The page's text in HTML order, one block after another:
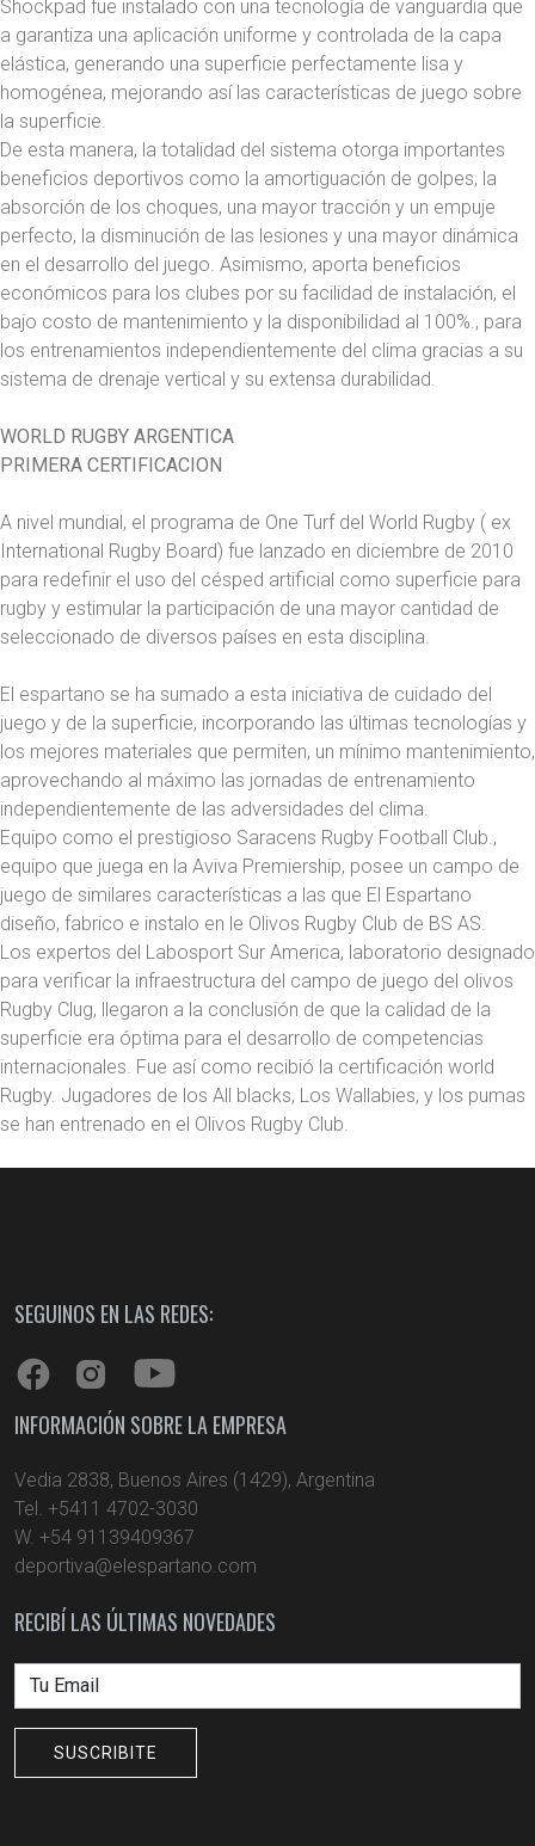
Shockpad fue instalado con una tecnología de vanguardia que
a garantiza una aplicación uniforme y controlada de la capa
elástica, generando una superficie perfectamente lisa y
homogénea, mejorando así las características de juego sobre
la superficie.
De esta manera, la totalidad del sistema otorga importantes
beneficios deportivos como la amortiguación de golpes, la
absorción de los choques, una mayor tracción y un empuje
perfecto, la disminución de las lesiones y una mayor dinámica
en el desarrollo del juego. Asimismo, aporta beneficios
económicos para los clubes por su facilidad de instalación, el
bajo costo de mantenimiento y la disponibilidad al 100%., para
los entrenamientos independientemente del clima gracias a su
sistema de drenaje vertical y su extensa durabilidad.
WORLD RUGBY ARGENTICA
PRIMERA CERTIFICACION
A nivel mundial, el programa de One Turf del World Rugby ( ex
International Rugby Board) fue lanzado en diciembre de 2010
para redefinir el uso del césped artificial como superficie para
rugby y estimular la participación de una mayor cantidad de
seleccionado de diversos países en esta disciplina.
El espartano se ha sumado a esta iniciativa de cuidado del
juego y de la superficie, incorporando las últimas tecnologías y
los mejores materiales que permiten, un mínimo mantenimiento,
aprovechando al máximo las jornadas de entrenamiento
independientemente de las adversidades del clima.
Equipo como el prestigioso Saracens Rugby Football Club.,
equipo que juega en la Aviva Premiership, posee un campo de
juego de similares características a las que El Espartano
diseño, fabrico e instalo en le Olivos Rugby Club de BS AS.
Los expertos del Labosport Sur America, laboratorio designado
para verificar la infraestructura del campo de juego del olivos
Rugby Clug, llegaron a la conclusión de que la calidad de la
superficie era óptima para el desarrollo de competencias
internacionales. Fue así como recibió la certificación world
Rugby. Jugadores de los All blacks, Los Wallabies, y los pumas
se han entrenado en el Olivos Rugby Club.
SEGUINOS EN LAS REDES:
INFORMACIÓN SOBRE LA EMPRESA
Vedia 2838, Buenos Aires (1429), Argentina
Tel. +5411 4702-3030
W. +54 91139409367
deportiva@elespartano.com
RECIBÍ LAS ÚLTIMAS NOVEDADES